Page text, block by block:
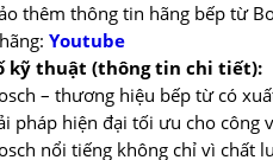
thêm thông tin hãng bếp từ
Youtube
kỹ thuật (thông tin chi tiết):
– thương hiệu bếp từ có
pháp hiện đại tối ưu cho công
nổi tiếng không chỉ vì chất